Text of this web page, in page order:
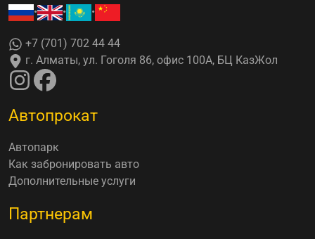
• • •
+7 (701) 702 44 44
г. Алматы, ул. Гоголя 86, офис 100А, БЦ КазЖол
Автопрокат
Автопарк
Как забронировать авто
Дополнительные услуги
Партнерам